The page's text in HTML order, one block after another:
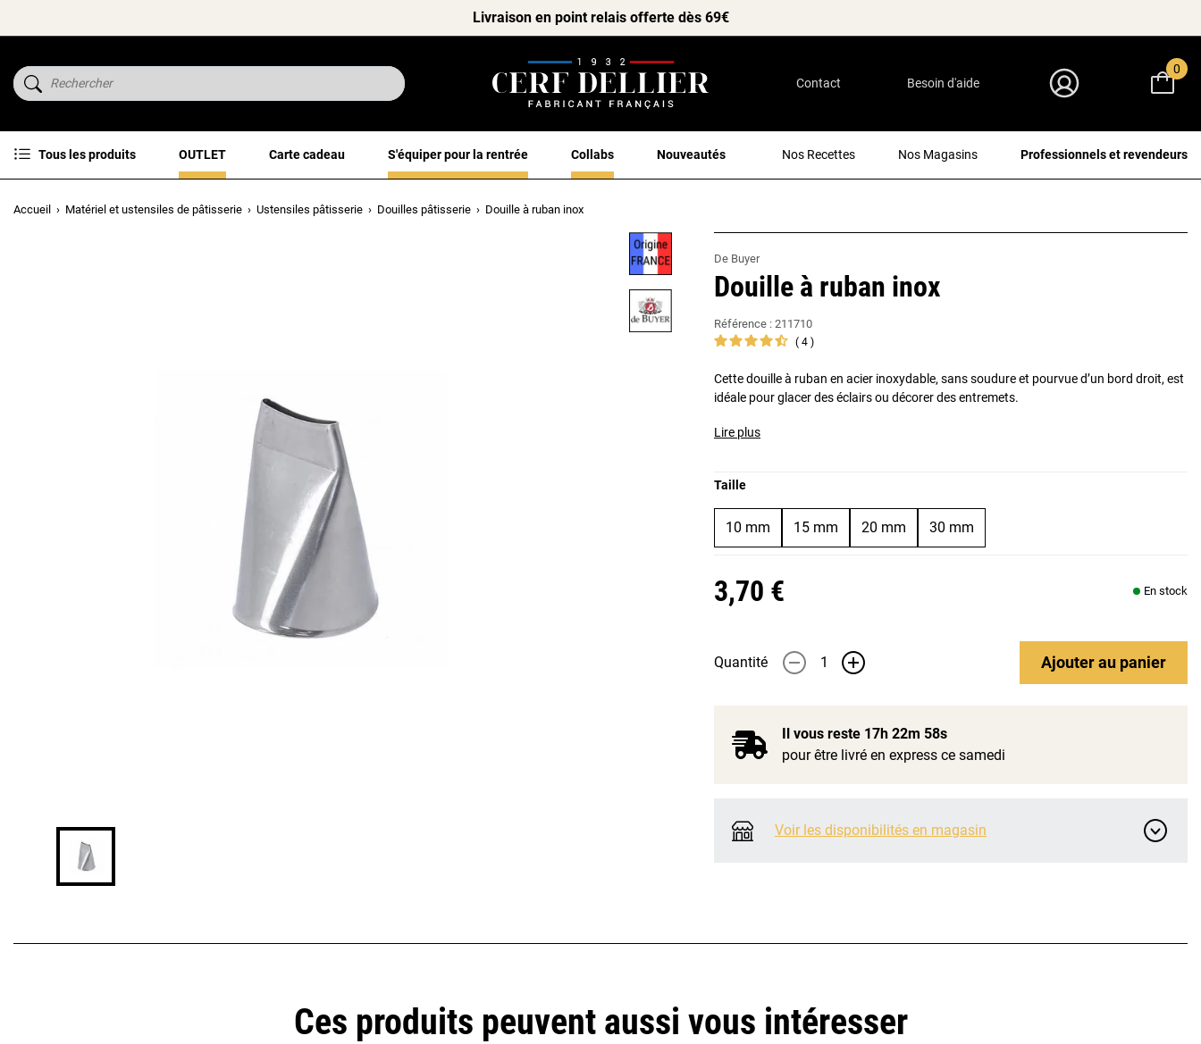
Livraison en point relais offerte dès 69€
Contact Besoin d'aide
0
Tous les produits OUTLET Carte cadeau S'équiper pour la rentrée Collabs Nouveautés Nos Recettes Nos Magasins Professionnels et revendeurs
Accueil Matériel et ustensiles de pâtisserie Ustensiles pâtisserie Douilles pâtisserie Douille à ruban inox
De Buyer
Douille à ruban inox
Référence : 211710
4
Cette douille à ruban en acier inoxydable, sans soudure et pourvue d’un bord droit, est
idéale pour glacer des éclairs ou décorer des entremets.
Lire plus
Taille
10 mm 15 mm 20 mm 30 mm
3,70 € En stock
Quantité - + Ajouterau panier
Il vous reste 17h 22m 58s
pour être livré en express ce samedi
Voir les disponibilités en magasin
Ces produits peuvent aussi vous intéresser